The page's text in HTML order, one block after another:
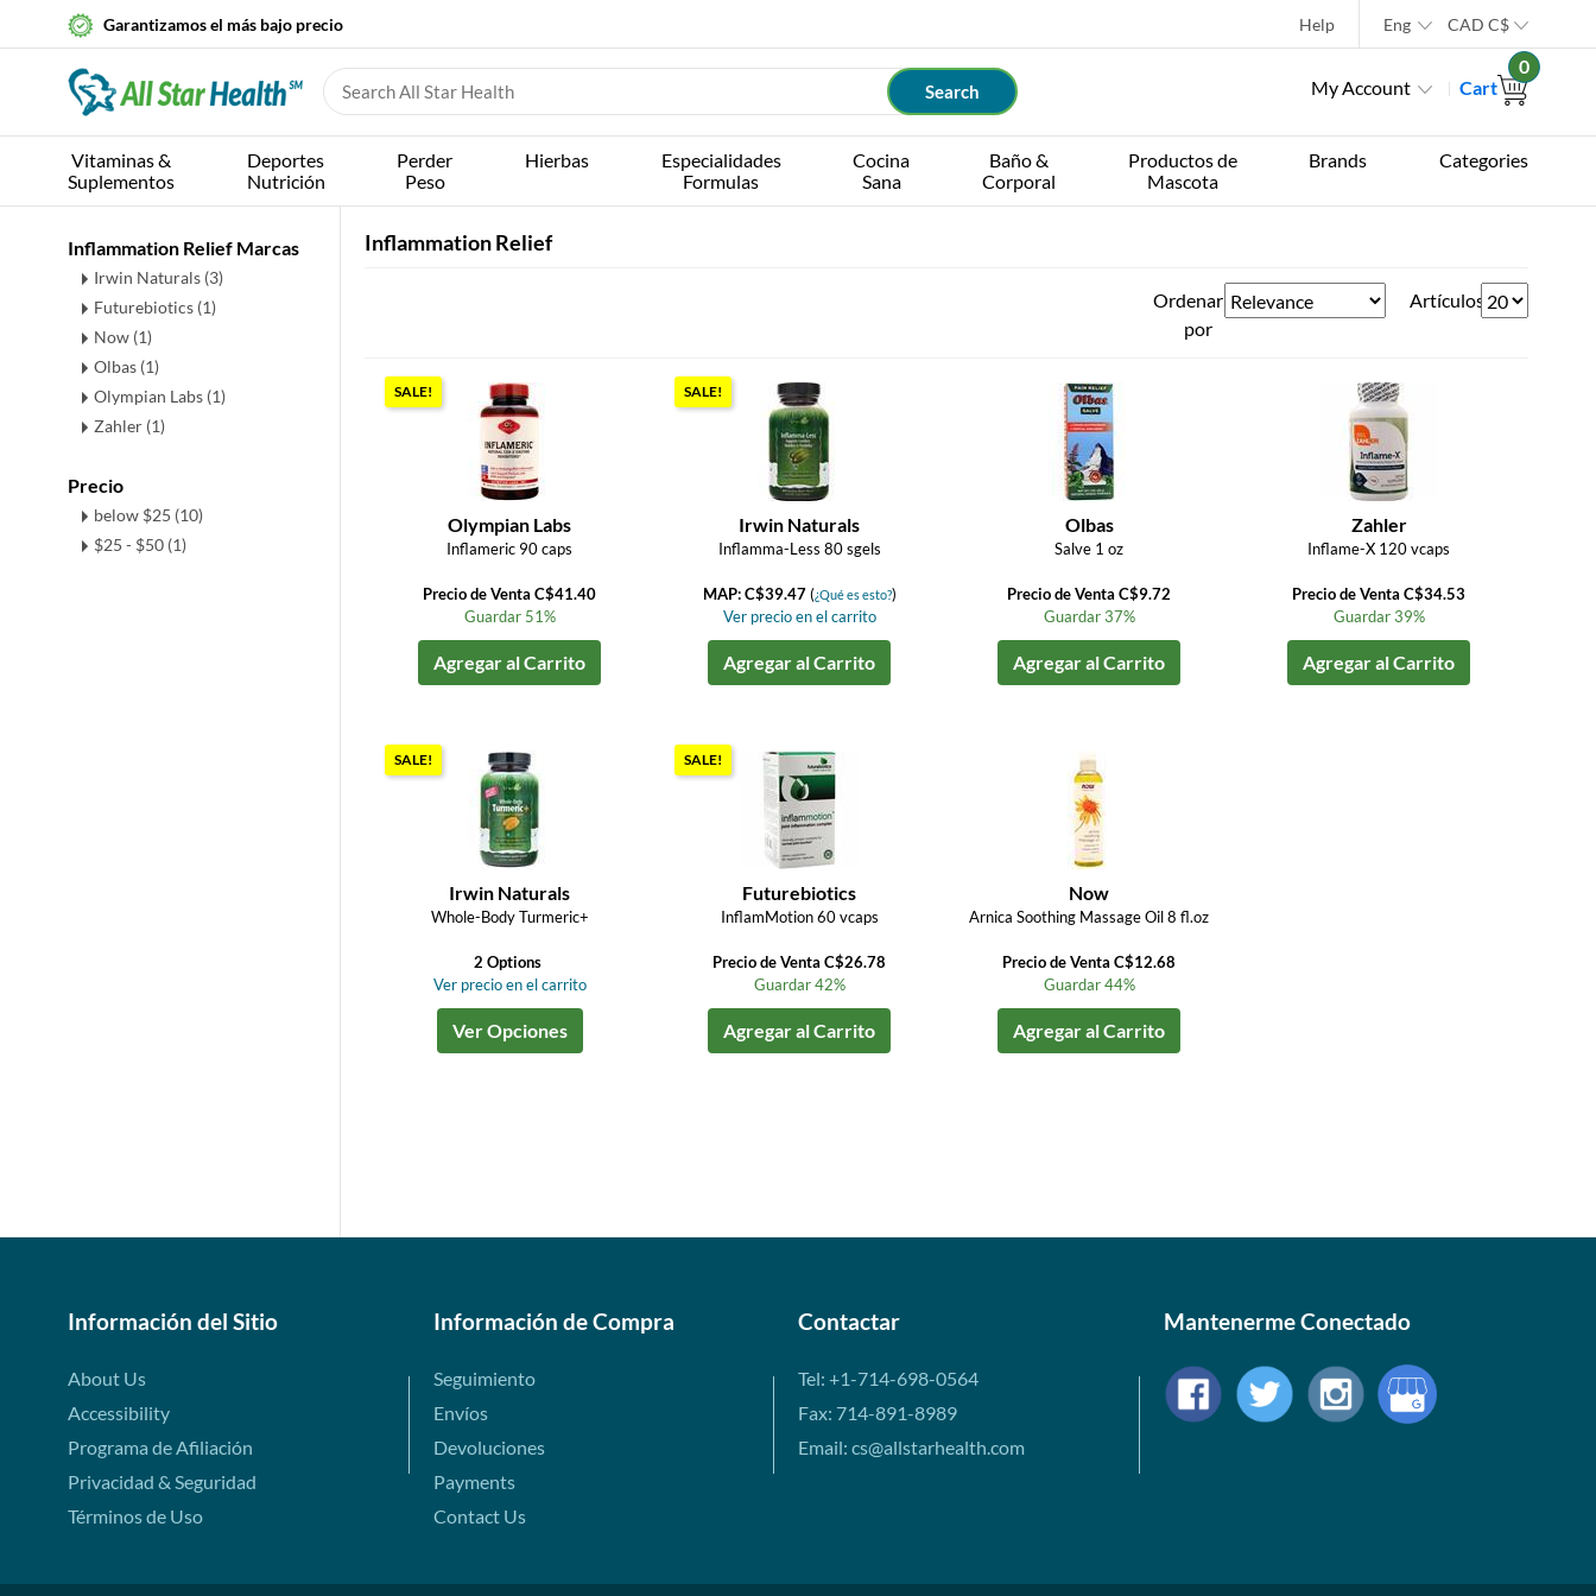
Garantizamos el más bajo precio Help Eng CAD C$
My Account Cart
0
Vitaminas &
Suplementos
Deportes
Nutrición
Perder
Peso
Hierbas
Especialidades
Formulas
Cocina
Sana
Baño &
Corporal
Productos de
Mascota
Brands Categories
Inflammation Relief Marcas
Irwin Naturals (3)
Futurebiotics (1)
Now (1)
Olbas (1)
Olympian Labs (1)
Zahler (1)
Precio
below $25 (10)
$25 - $50 (1)
Inflammation Relief
Ordenar
por
Artículos
SALE!
Olympian Labs
Inflameric 90 caps
Precio de Venta C$41.40
Guardar 51%
Agregar al Carrito
SALE!
Irwin Naturals
Inflamma-Less 80 sgels
MAP: C$39.47(¿Qué es esto?)
Ver precio en el carrito
Agregar al Carrito
Olbas
Salve 1 oz
Precio de Venta C$9.72
Guardar 37%
Agregar al Carrito
Zahler
Inflame-X 120 vcaps
Precio de Venta C$34.53
Guardar 39%
Agregar al Carrito
SALE!
Irwin Naturals
Whole-Body Turmeric+
2 Options
Ver precio en el carrito
Ver Opciones
SALE!
Futurebiotics
InflamMotion 60 vcaps
Precio de Venta C$26.78
Guardar 42%
Agregar al Carrito
Now
Arnica Soothing Massage Oil 8 fl.oz
Precio de Venta C$12.68
Guardar 44%
Agregar al Carrito
Información del Sitio
About Us
Accessibility
Programa de Afiliación
Privacidad & Seguridad
Términos de Uso
Información de Compra
Seguimiento
Envíos
Devoluciones
Payments
Contact Us
Contactar
Tel: +1-714-698-0564
Fax: 714-891-8989
Email: cs@allstarhealth.com
Mantenerme Conectado